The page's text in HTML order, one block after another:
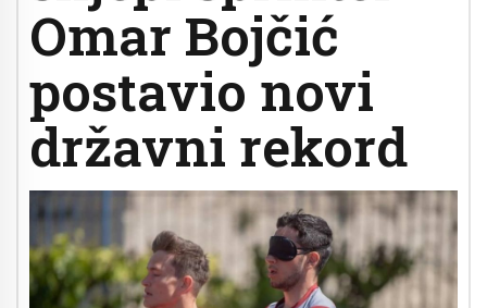
Omar Bojčić
postavio novi
državni rekord